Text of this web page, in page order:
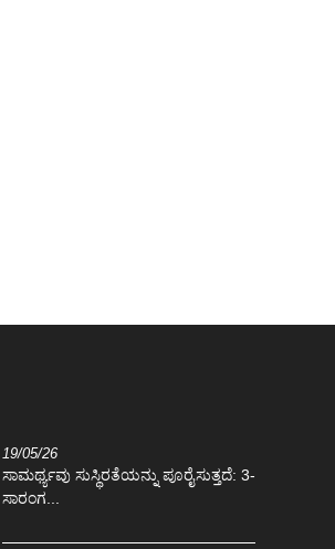
19/05/26
ಸಾಮರ್ಥ್ಯವು ಸುಸ್ಥಿರತೆಯನ್ನು ಪೂರೈಸುತ್ತದೆ: 3-
ಸಾರಂಗ...